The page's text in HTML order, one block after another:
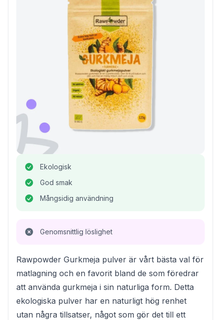
Ekologisk
God smak
Mångsidig användning
Genomsnittlig löslighet
Rawpowder Gurkmeja pulver är vårt bästa val för
matlagning och en favorit bland de som föredrar
att använda gurkmeja i sin naturliga form. Detta
ekologiska pulver har en naturligt hög renhet
utan några tillsatser, något som gör det till ett